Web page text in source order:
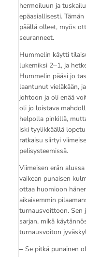
hermoiluun ja
epäasiallisesti.
päällä olleet, myös
seuranneet.
Hummelin käytti
lukemiksi 2‒1, ja
Hummelin pääsi jo
laantunut vieläkään,
johtoon ja oli enää
oli jo loistava
helpolla pinkillä,
iski tyylikkäällä
ratkaisu siirtyi
pelisysteemissä.
Viimeisen erän
vaikean punaisen
ottaa huomioon
aikaisemmin
turnausvoittoon. Sen
sarjan, mikä
turnausvoiton
‒ Se pitkä punainen